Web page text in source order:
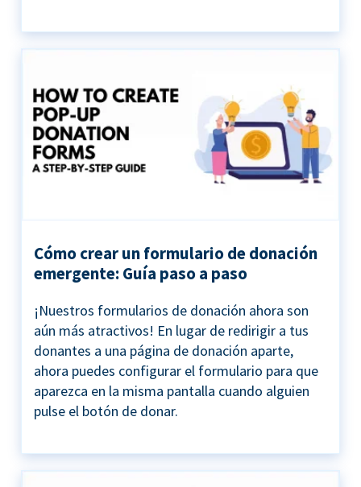
Cómo crear un formulario de donación
emergente: Guía paso a paso
¡Nuestros formularios de donación ahora son
aún más atractivos! En lugar de redirigir a tus
donantes a una página de donación aparte,
ahora puedes configurar el formulario para que
aparezca en la misma pantalla cuando alguien
pulse el botón de donar.